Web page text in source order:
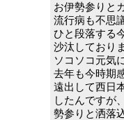
お伊勢参りと
流行病も不思
ひと段落する
沙汰しており
ソコソコ元気
去年も今時期
遠出して西日
したんですが
勢参りと洒落